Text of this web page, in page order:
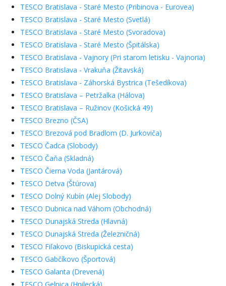
TESCO Bratislava - Staré Mesto (Pribinova - Eurovea)
TESCO Bratislava - Staré Mesto (Svetlá)
TESCO Bratislava - Staré Mesto (Svoradova)
TESCO Bratislava - Staré Mesto (Špitálska)
TESCO Bratislava - Vajnory (Pri starom letisku - Vajnoria)
TESCO Bratislava - Vrakuňa (Žitavská)
TESCO Bratislava - Záhorská Bystrica (Tešedíkova)
TESCO Bratislava – Petržalka (Hálova)
TESCO Bratislava – Ružinov (Košická 49)
TESCO Brezno (ČSA)
TESCO Brezová pod Bradlom (D. Jurkoviča)
TESCO Čadca (Slobody)
TESCO Čaňa (Skladná)
TESCO Čierna Voda (Jantárová)
TESCO Detva (Štúrova)
TESCO Dolný Kubín (Alej Slobody)
TESCO Dubnica nad Váhom (Obchodná)
TESCO Dunajská Streda (Hlavná)
TESCO Dunajská Streda (Železničná)
TESCO Fiľakovo (Biskupická cesta)
TESCO Gabčíkovo (Športová)
TESCO Galanta (Drevená)